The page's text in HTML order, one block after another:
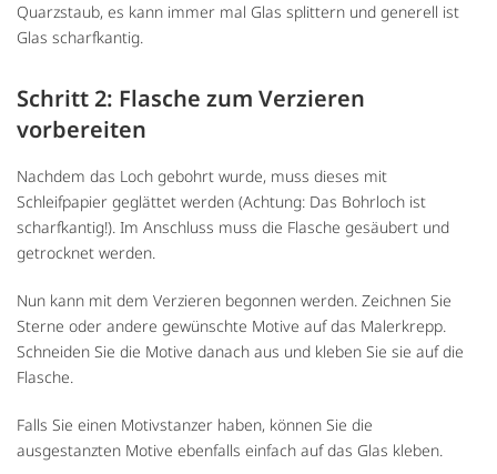
Quarzstaub, es kann immer mal Glas splittern und generell ist
Glas scharfkantig.
Schritt 2: Flasche zum Verzieren
vorbereiten
Nachdem das Loch gebohrt wurde, muss dieses mit
Schleifpapier geglättet werden (Achtung: Das Bohrloch ist
scharfkantig!). Im Anschluss muss die Flasche gesäubert und
getrocknet werden.
Nun kann mit dem Verzieren begonnen werden. Zeichnen Sie
Sterne oder andere gewünschte Motive auf das Malerkrepp.
Schneiden Sie die Motive danach aus und kleben Sie sie auf die
Flasche.
Falls Sie einen Motivstanzer haben, können Sie die
ausgestanzten Motive ebenfalls einfach auf das Glas kleben.